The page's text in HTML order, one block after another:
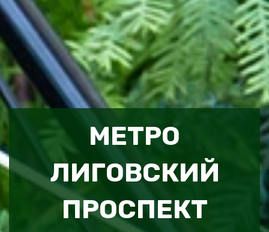
МЕТРО
ЛИГОВСКИЙ
ПРОСПЕКТ